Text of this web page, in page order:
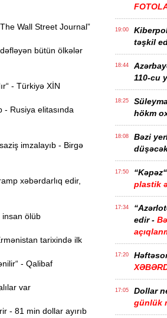
Wall Street Journal”
bütün ölkələr
- Türkiyə XİN
- Rusiya elitasında
imzalayıb - Birgə
xəbərdarlıq edir,
insan ölüb
tarixində ilk
- Qalibaf
var
- 81 min dollar ayırıb
19:00
təşkil
18:44
110-cu
18:25
hökm
18:08
Bəzi
17:50
plastik
17:34
edir -
17:20
17:05 Dollar
günlük